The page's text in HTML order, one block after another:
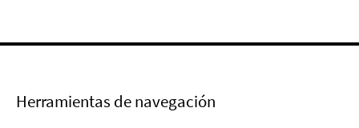
Herramientas de navegación